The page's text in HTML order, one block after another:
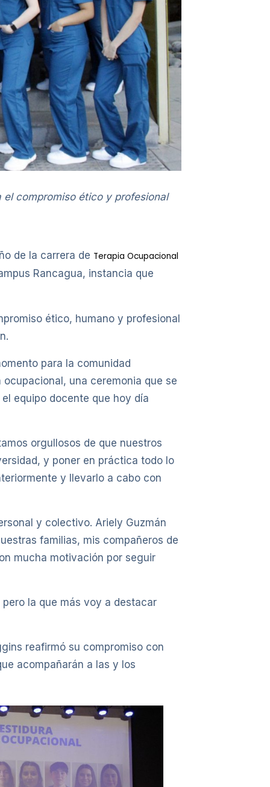
compromiso ético y profesional
de la carrera de Terapia Ocupacional
Rancagua, instancia que
ético, humano y profesional
para la comunidad
una ceremonia que se
equipo docente que hoy día
orgullosos de que nuestros
y poner en práctica todo lo
y llevarlo a cabo con
y colectivo. Ariely Guzmán
familias, mis compañeros de
mucha motivación por seguir
la que más voy a destacar
reafirmó su compromiso con
acompañarán a las y los